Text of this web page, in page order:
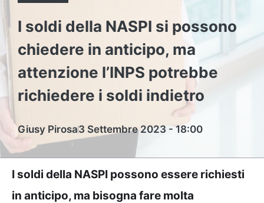
I soldi della NASPI si possono
chiedere in anticipo, ma
attenzione l’INPS potrebbe
richiedere i soldi indietro
Giusy Pirosa3 Settembre 2023 - 18:00
I soldi della NASPI possono essere richiesti
in anticipo, ma bisogna fare molta